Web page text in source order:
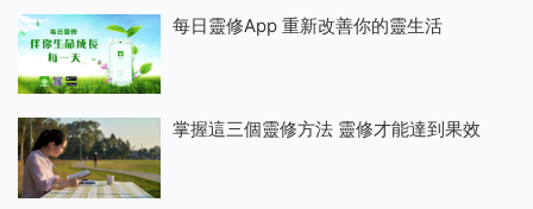
每日靈修App 重新改善你的靈生活
掌握這三個靈修方法 靈修才能達到果效